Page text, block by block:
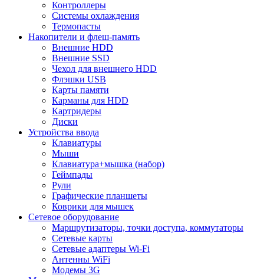
Контроллеры
Системы охлаждения
Термопасты
Накопители и флеш-память
Внешние HDD
Внешние SSD
Чехол для внешнего HDD
Флэшки USB
Карты памяти
Карманы для HDD
Картридеры
Диски
Устройства ввода
Клавиатуры
Мыши
Клавиатура+мышка (набор)
Геймпады
Рули
Графические планшеты
Коврики для мышек
Сетевое оборудование
Маршрутизаторы, точки доступа, коммутаторы
Сетевые карты
Сетевые адаптеры Wi-Fi
Антенны WiFi
Модемы 3G